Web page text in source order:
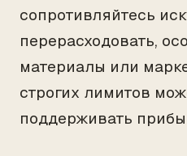
сопротивляйтесь
перерасходовать,
материалы или
строгих лимитов
поддерживать